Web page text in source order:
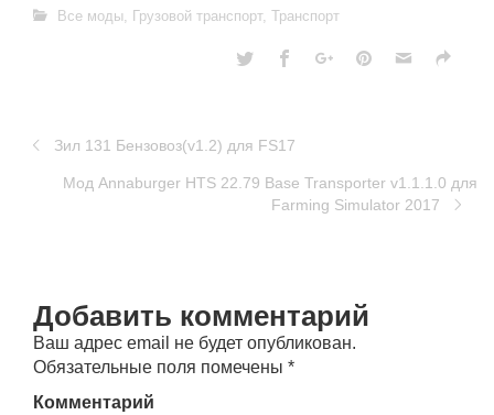
Все моды Грузовой транспорт, Транспорт
Зил 131 Бензовоз(v1.2) для FS17
Мод Annaburger HTS 22.79 Base Transporter v1.1.1.0 для
Farming Simulator 2017
Добавить комментарий
Ваш адрес email не будет опубликован.
Обязательные поля помечены *
Комментарий